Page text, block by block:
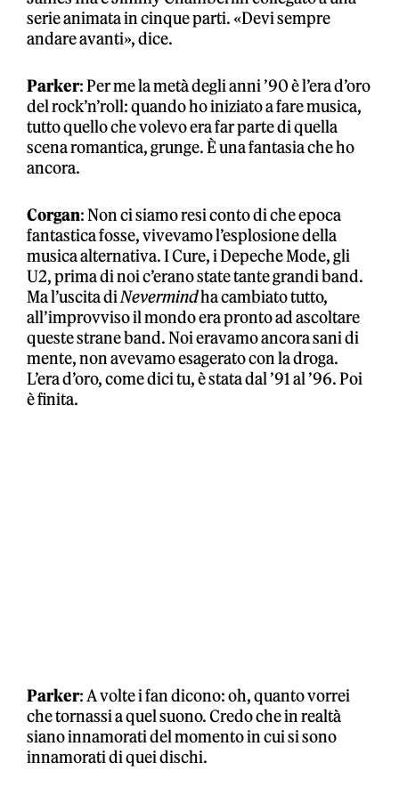
serie animata in cinque parti. «Devi sempre
andare avanti», dice.
Parker: Per me la metà degli anni ’90 è l’era d’oro
del rock’n’roll: quando ho iniziato a fare musica,
tutto quello che volevo era far parte di quella
scena romantica, grunge. È una fantasia che ho
ancora.
Corgan: Non ci siamo resi conto di che epoca
fantastica fosse, vivevamo l’esplosione della
musica alternativa. I Cure, i Depeche Mode, gli
U2, prima di noi c’erano state tante grandi band.
Ma l’uscita diNevermindha cambiato tutto,
all’improvviso il mondo era pronto ad ascoltare
queste strane band. Noi eravamo ancora sani di
mente, non avevamo esagerato con la droga.
L’era d’oro, come dici tu, è stata dal ’91 al ’96. Poi
è finita.
Parker: A volte i fan dicono: oh, quanto vorrei
che tornassi a quel suono. Credo che in realtà
siano innamorati del momento in cui si sono
innamorati di quei dischi.